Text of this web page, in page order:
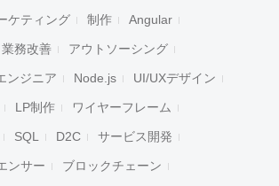
ケティング 制作 Angular
業務改善 アウトソーシング
ンジニア Node.js UI/UXデザイン
LP制作 ワイヤーフレーム
SQL D2C サービス開発
ンサー ブロックチェーン